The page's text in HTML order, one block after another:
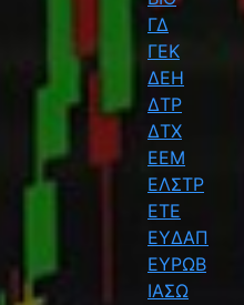
ΓΔ
ΓΕΚ
ΔΕΗ
ΔΤΡ
ΔΤΧ
ΕΕΜ
ΕΛΣΤΡ
ΕΤΕ
ΕΥΔΑΠ
ΕΥΡΩΒ
ΙΑΣΩ